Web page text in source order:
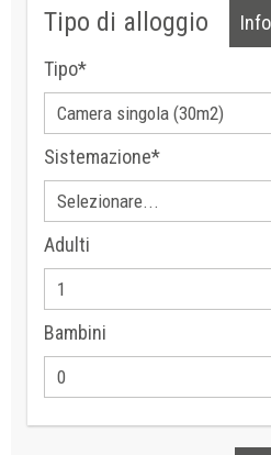
Tipo di alloggio
Tipo*
Sistemazione*
Adulti
Bambini